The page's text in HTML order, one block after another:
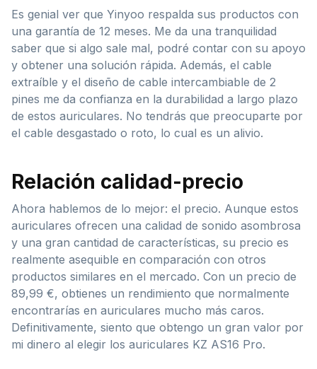
Es genial ver que Yinyoo respalda sus productos con
una garantía de 12 meses. Me da una tranquilidad
saber que si algo sale mal, podré contar con su apoyo
y obtener una solución rápida. Además, el cable
extraíble y el diseño de cable intercambiable de 2
pines me da confianza en la durabilidad a largo plazo
de estos auriculares. No tendrás que preocuparte por
el cable desgastado o roto, lo cual es un alivio.
Relación calidad-precio
Ahora hablemos de lo mejor: el precio. Aunque estos
auriculares ofrecen una calidad de sonido asombrosa
y una gran cantidad de características, su precio es
realmente asequible en comparación con otros
productos similares en el mercado. Con un precio de
89,99 €, obtienes un rendimiento que normalmente
encontrarías en auriculares mucho más caros.
Definitivamente, siento que obtengo un gran valor por
mi dinero al elegir los auriculares KZ AS16 Pro.